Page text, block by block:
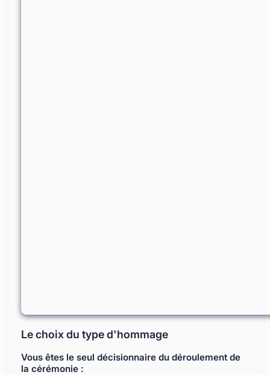
Le choix du type d'hommage
Vous êtes le seul décisionnaire du déroulement de
la cérémonie :